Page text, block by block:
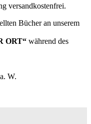
versandkostenfrei.
Bücher an unserem
ORT“ während des
W.